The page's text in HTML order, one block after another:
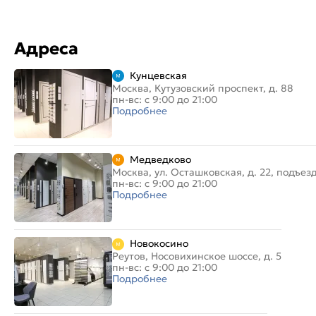
Адреса
Кунцевская
Москва, Кутузовский проспект, д. 88
пн-вс: с 9:00 до 21:00
Подробнее
Медведково
Москва, ул. Осташковская, д. 22,
пн-вс: с 9:00 до 21:00
Подробнее
Новокосино
Реутов, Носовихинское шоссе, д. 5
пн-вс: с 9:00 до 21:00
Подробнее